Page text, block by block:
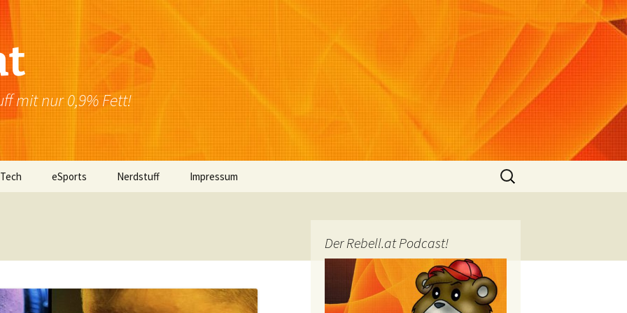
mit nur 0,9% Fett!
Browser
eSports Nerdstuff Impressum
Suchen
nach:
Der Rebell.at Podcast!